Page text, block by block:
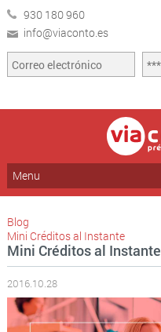
930 180 960
info@viaconto.es
Menu
Blog
Mini Créditos al Instante
Mini Créditos al Instante
2016.10.28